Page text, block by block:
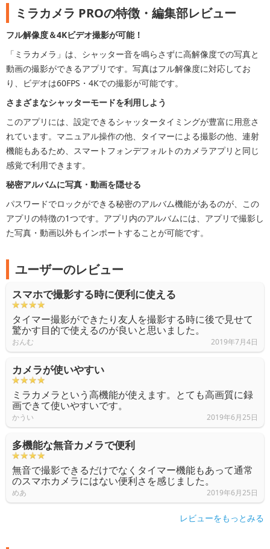
ミラカメラ PROの特徴・編集部レビュー
フル解像度＆4Kビデオ撮影が可能！
「ミラカメラ」は、シャッター音を鳴らさずに高解像度での写真と
動画の撮影ができるアプリです。写真はフル解像度に対応してお
り、ビデオは60FPS・4Kでの撮影が可能です。
さまざまなシャッターモードを利用しよう
このアプリには、設定できるシャッタータイミングが豊富に用意さ
れています。マニュアル操作の他、タイマーによる撮影の他、連射
機能もあるため、スマートフォンデフォルトのカメラアプリと同じ
感覚で利用できます。
秘密アルバムに写真・動画を隠せる
パスワードでロックができる秘密のアルバム機能があるのが、この
アプリの特徴の1つです。アプリ内のアルバムには、アプリで撮影し
た写真・動画以外もインポートすることが可能です。
ユーザーのレビュー
スマホで撮影する時に便利に使える
タイマー撮影ができたり友人を撮影する時に後で見せて
驚かす目的で使えるのが良いと思いました。
おんむ 2019年7月4日
カメラが使いやすい
ミラカメラという高機能が使えます。とても高画質に録
画できて使いやすいです。
かうい 2019年6月25日
多機能な無音カメラで便利
無音で撮影できるだけでなくタイマー機能もあって通常
のスマホカメラにはない便利さを感じました。
めあ 2019年6月25日
レビューをもっとみる